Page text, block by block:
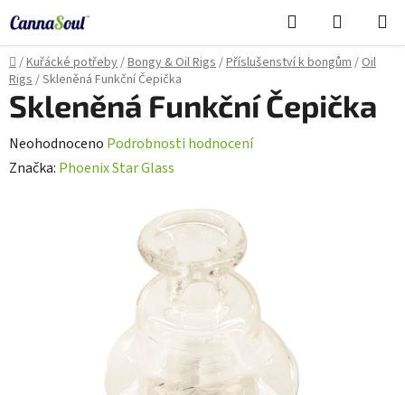
na
obsah
Hledat
KOŠÍK
Domů
/Kuřácké potřeby/Bongy & Oil Rigs/Příslušenství k bongům/Oil
Rigs/Skleněná Funkční Čepička
Skleněná Funkční Čepička
Průměrné
hodnocení
Neohodnoceno Podrobnosti hodnocení
Značka: Phoenix Star Glass
Cannasoul Asistent